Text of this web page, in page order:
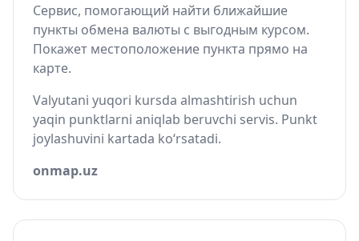
Сервис, помогающий найти ближайшие
пункты обмена валюты с выгодным курсом.
Покажет местоположение пункта прямо на
карте.
Valyutani yuqori kursda almashtirish uchun
yaqin punktlarni aniqlab beruvchi servis. Punkt
joylashuvini kartada ko‘rsatadi.
onmap.uz